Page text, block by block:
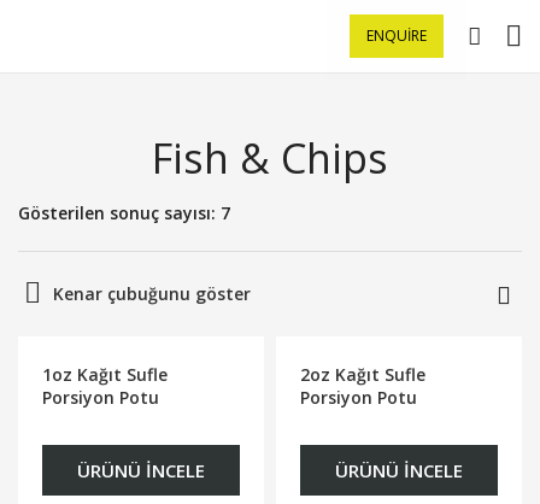
ENQUIRE
Fish & Chips
Gösterilen sonuç sayısı: 7
Kenar çubuğunu göster
1oz Kağıt Sufle
Porsiyon Potu
ÜRÜNÜ İNCELE
2oz Kağıt Sufle
Porsiyon Potu
ÜRÜNÜ İNCELE